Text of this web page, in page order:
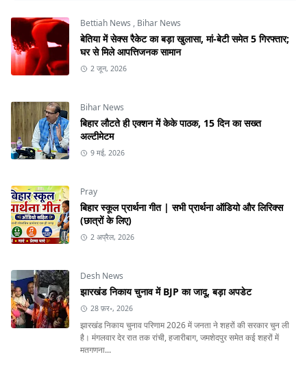
Bettiah News , Bihar News
बेतिया में सेक्स रैकेट का बड़ा खुलासा, मां-बेटी समेत 5 गिरफ्तार;
घर से मिले आपत्तिजनक सामान
2 जून, 2026
Bihar News
बिहार लौटते ही एक्शन में केके पाठक, 15 दिन का सख्त
अल्टीमेटम
9 मई, 2026
Pray
बिहार स्कूल प्रार्थना गीत | सभी प्रार्थना ऑडियो और लिरिक्स
(छात्रों के लिए)
2 अप्रैल, 2026
Desh News
झारखंड निकाय चुनाव में BJP का जादू, बड़ा अपडेट
28 फ़र॰, 2026
झारखंड निकाय चुनाव परिणाम 2026 में जनता ने शहरों की सरकार चुन ली
है। मंगलवार देर रात तक रांची, हजारीबाग, जमशेदपुर समेत कई शहरों में
मतगणना...